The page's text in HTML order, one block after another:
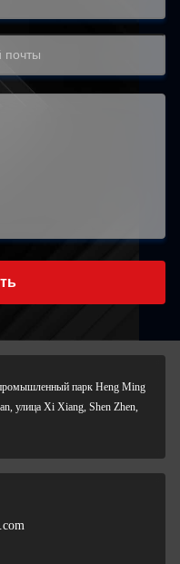
парк Heng Ming
улица Xi Xiang, Shen Zhen,